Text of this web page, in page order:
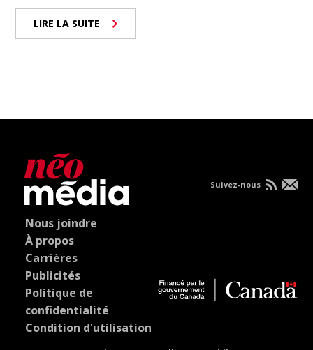
LIRE LA SUITE
Nous joindre
À propos
Carrières
Publicités
Politique de
confidentialité
Condition d'utilisation
Suivez-nous